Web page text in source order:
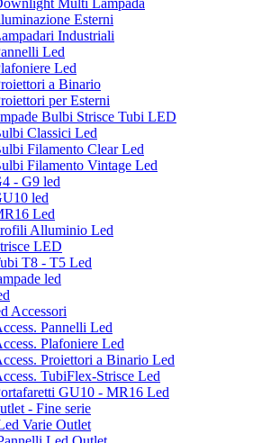
Multi Lampada
Esterni
Industriali
Led
Led
a Binario
per Esterni
Bulbi Strisce Tubi LED
Classici Led
Filamento Clear Led
Filamento Vintage Led
- G9 led
led
Led
Alluminio Led
LED
T8 - T5 Led
led
Accessori
Pannelli Led
Plafoniere Led
Proiettori a Binario Led
TubiFlex-Strisce Led
GU10 - MR16 Led
- Fine serie
Varie Outlet